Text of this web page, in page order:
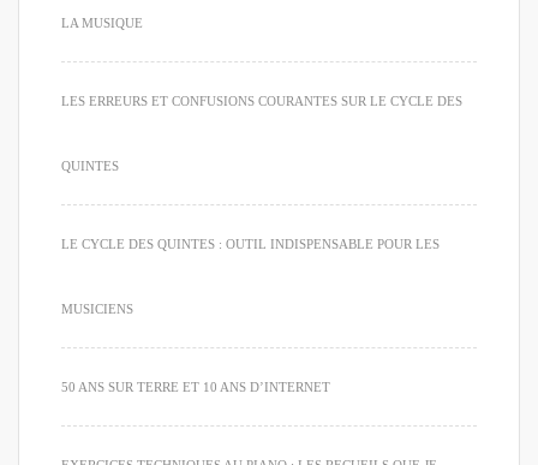
LA MUSIQUE
LES ERREURS ET CONFUSIONS COURANTES SUR LE CYCLE DES
QUINTES
LE CYCLE DES QUINTES : OUTIL INDISPENSABLE POUR LES
MUSICIENS
50 ANS SUR TERRE ET 10 ANS D’INTERNET